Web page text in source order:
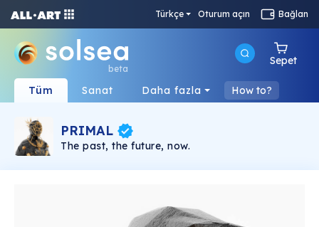
Türkçe Oturum açın Bağlan
beta
Sepet
Tüm Sanat Daha fazla How to?
PRIMAL
The past, the future, now.